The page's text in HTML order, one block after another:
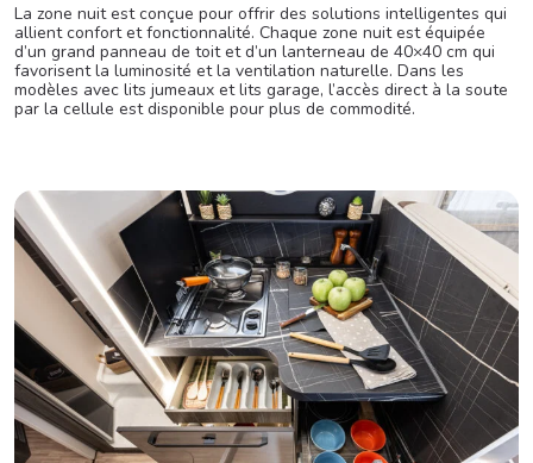
La zone nuit est conçue pour offrir des solutions intelligentes qui
allient confort et fonctionnalité. Chaque zone nuit est équipée
d’un grand panneau de toit et d’un lanterneau de 40×40 cm qui
favorisent la luminosité et la ventilation naturelle. Dans les
modèles avec lits jumeaux et lits garage, l’accès direct à la soute
par la cellule est disponible pour plus de commodité.